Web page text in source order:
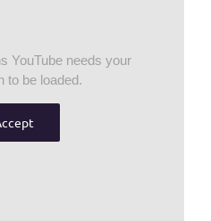
YouTube needs your
to be loaded.